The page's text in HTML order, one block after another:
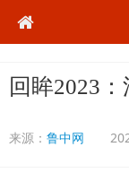
回眸2023
来源： 鲁中网